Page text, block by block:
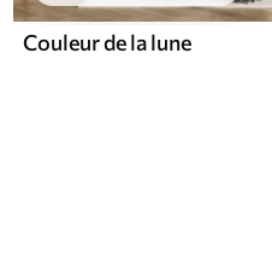
Couleur de la lune